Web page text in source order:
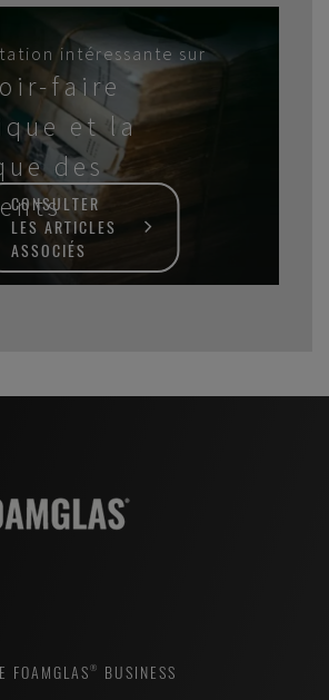
intéressante sur
faire
et la
des
CONSULTER
LES ARTICLES
ASSOCIÉS
FOAMGLAS® BUSINESS